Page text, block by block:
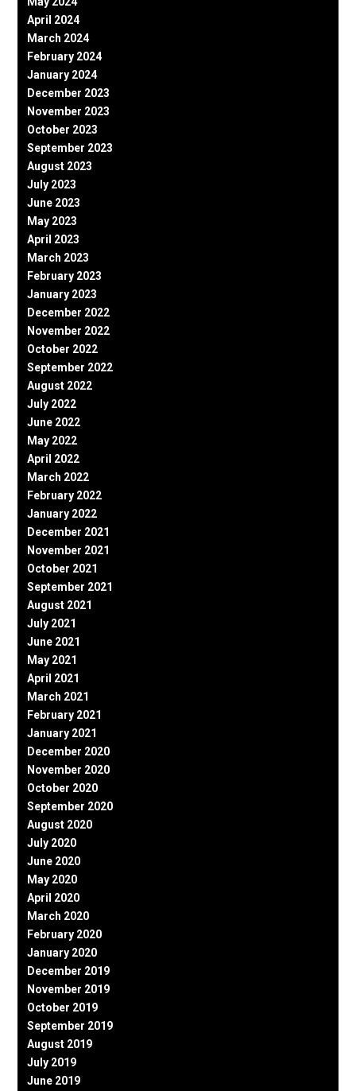
April 2024
March 2024
February 2024
January 2024
December 2023
November 2023
October 2023
September 2023
August 2023
July 2023
June 2023
May 2023
April 2023
March 2023
February 2023
January 2023
December 2022
November 2022
October 2022
September 2022
August 2022
July 2022
June 2022
May 2022
April 2022
March 2022
February 2022
January 2022
December 2021
November 2021
October 2021
September 2021
August 2021
July 2021
June 2021
May 2021
April 2021
March 2021
February 2021
January 2021
December 2020
November 2020
October 2020
September 2020
August 2020
July 2020
June 2020
May 2020
April 2020
March 2020
February 2020
January 2020
December 2019
November 2019
October 2019
September 2019
August 2019
July 2019
June 2019